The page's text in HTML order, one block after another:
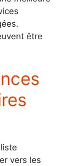
être
vers les